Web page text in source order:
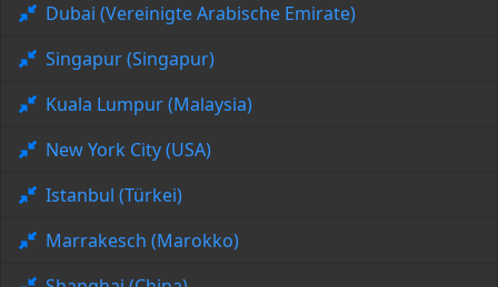
Dubai (Vereinigte Arabische Emirate)
Singapur (Singapur)
Kuala Lumpur (Malaysia)
New York City (USA)
Istanbul (Türkei)
Marrakesch (Marokko)